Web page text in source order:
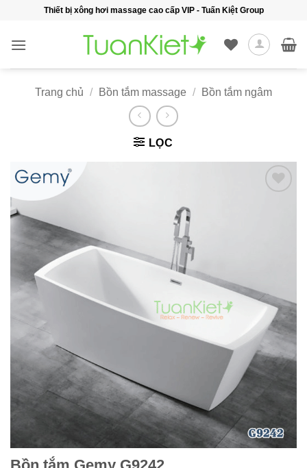
nội
Thiết bị xông hơi massage cao cấp VIP - Tuấn Kiệt Group
Trang chủ / Bồn tắm massage / Bồn tắm ngâm
LỌC